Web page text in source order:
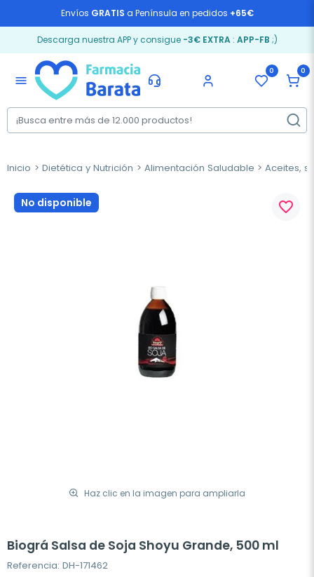
Envíos GRATIS a Península en pedidos +65€
Descarga nuestra APP y consigue -3€ EXTRA: APP-FB ;)
menu
0 0
Inicio Dietética y Nutrición Alimentación Saludable Aceites,
No disponible
Haz clic en la imagen para ampliarla
favorite_border
Biográ Salsa de Soja Shoyu Grande, 500 ml
Referencia: DH-171462